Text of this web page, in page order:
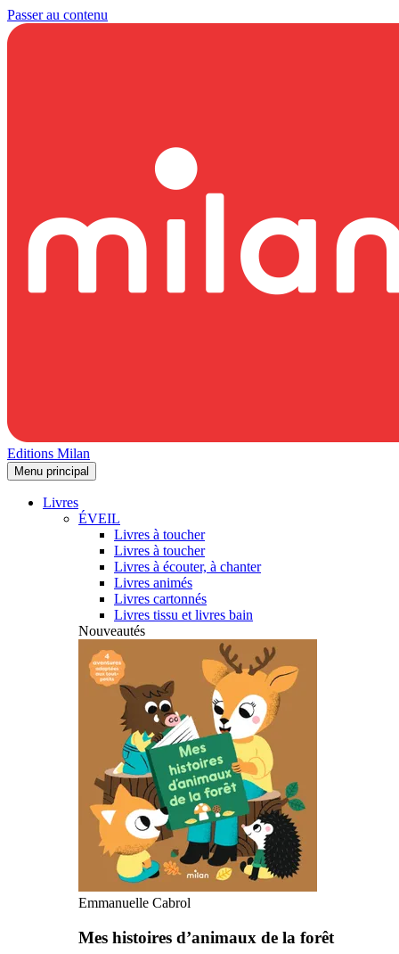
Passer au contenu
Editions Milan
Menu principal
Livres
ÉVEIL
Livres à toucher
Livres à toucher
Livres à écouter, à chanter
Livres animés
Livres cartonnés
Livres tissu et livres bain
Nouveautés
Emmanuelle Cabrol
Mes histoires d’animaux de la forêt